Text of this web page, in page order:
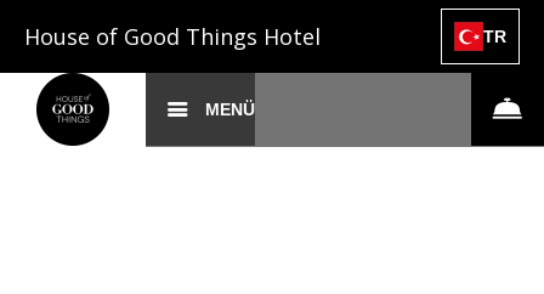
House of Good Things Hotel TR
MENÜ